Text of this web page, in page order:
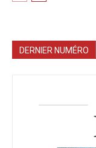
DERNIER NUMÉRO